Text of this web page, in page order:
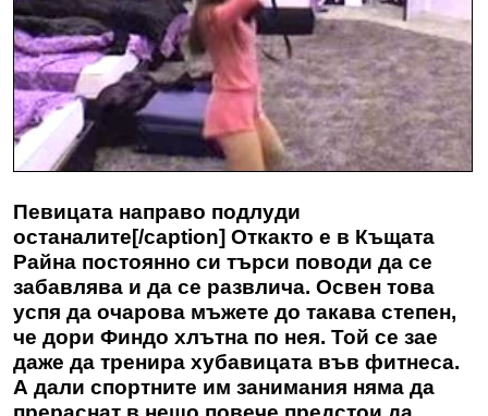
Певицата направо подлуди
останалите[/caption] Откакто е в Къщата
Райна постоянно си търси поводи да се
забавлява и да се развлича. Освен това
успя да очарова мъжете до такава степен,
че дори Финдо хлътна по нея. Той се зае
даже да тренира хубавицата във фитнеса.
А дали спортните им занимания няма да